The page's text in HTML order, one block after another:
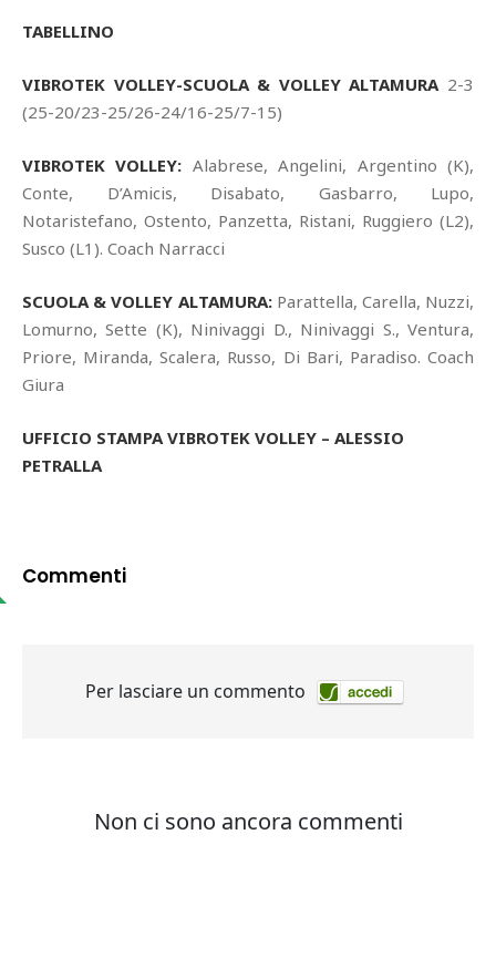
TABELLINO
VIBROTEK VOLLEY-SCUOLA & VOLLEY ALTAMURA 2-3
(25-20/23-25/26-24/16-25/7-15)
VIBROTEK VOLLEY: Alabrese, Angelini, Argentino (K),
Conte, D’Amicis, Disabato, Gasbarro, Lupo,
Notaristefano, Ostento, Panzetta, Ristani, Ruggiero (L2),
Susco (L1). Coach Narracci
SCUOLA & VOLLEY ALTAMURA:Parattella, Carella, Nuzzi,
Lomurno, Sette (K), Ninivaggi D., Ninivaggi S., Ventura,
Priore, Miranda, Scalera, Russo, Di Bari, Paradiso. Coach
Giura
UFFICIO STAMPA VIBROTEK VOLLEY – ALESSIO
PETRALLA
Commenti